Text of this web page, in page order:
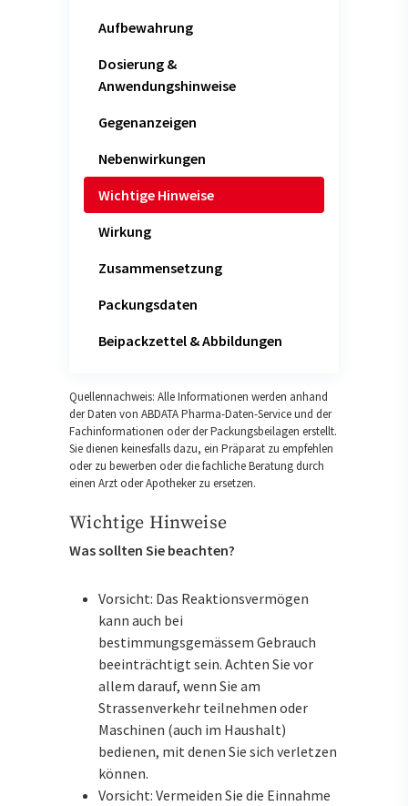
Aufbewahrung
Dosierung &
Anwendungshinweise
Gegenanzeigen
Nebenwirkungen
Wichtige Hinweise
Wirkung
Zusammensetzung
Packungsdaten
Beipackzettel & Abbildungen
Quellennachweis: Alle Informationen werden anhand
der Daten von ABDATA Pharma-Daten-Service und der
Fachinformationen oder der Packungsbeilagen erstellt.
Sie dienen keinesfalls dazu, ein Präparat zu empfehlen
oder zu bewerben oder die fachliche Beratung durch
einen Arzt oder Apotheker zu ersetzen.
Wichtige Hinweise
Was sollten Sie beachten?
Vorsicht: Das Reaktionsvermögen
kann auch bei
bestimmungsgemässem Gebrauch
beeinträchtigt sein. Achten Sie vor
allem darauf, wenn Sie am
Strassenverkehr teilnehmen oder
Maschinen (auch im Haushalt)
bedienen, mit denen Sie sich verletzen
können.
Vorsicht: Vermeiden Sie die Einnahme